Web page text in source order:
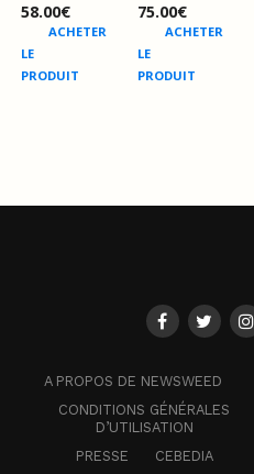
58.00€
ACHETER
LE
PRODUIT
75.00€
ACHETER
LE
PRODUIT
A PROPOS DE NEWSWEED
CONDITIONS GÉNÉRALES
D’UTILISATION
PRESSE
CEBEDIA